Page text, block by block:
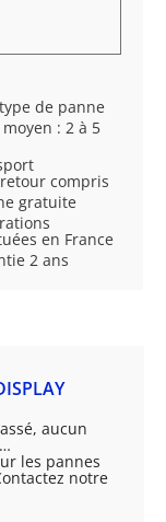
de panne
: 2 à 5
compris
gratuite
en France
2 ans
aucun
les pannes
notre